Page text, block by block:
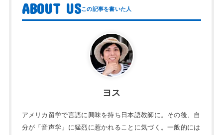
ABOUT US
ヨス
アメリカ留学で言語に興味を持ち日本語教師に。その後、自
分が「音声学」に猛烈に惹かれることに気づく。一般的には